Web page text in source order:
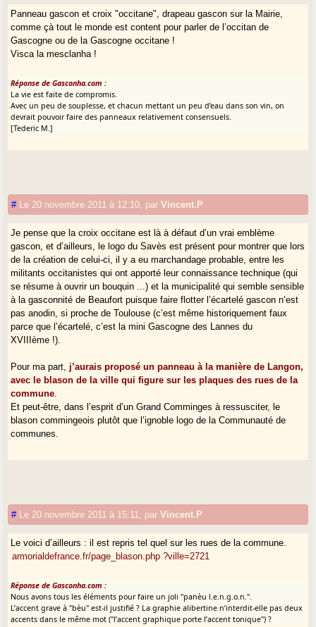
Panneau gascon et croix "occitane", drapeau gascon sur la Mairie,
comme çà tout le monde est content pour parler de l’occitan de
Gascogne ou de la Gascogne occitane !
Visca la mesclanha !
Réponse de Gasconha.com :
La vie est faite de compromis.
Avec un peu de souplesse, et chacun mettant un peu d’eau dans son vin, on
devrait pouvoir faire des panneaux relativement consensuels.
[Tederic M.]
# Le 20 novembre 2011 à 12:10 parVincent.P
Je pense que la croix occitane est là à défaut d’un vrai emblème
gascon, et d’ailleurs, le logo du Savès est présent pour montrer que lors
de la création de celui-ci, il y a eu marchandage probable, entre les
militants occitanistes qui ont apporté leur connaissance technique (qui
se résume à ouvrir un bouquin ...) et la municipalité qui semble sensible
à la gasconnité de Beaufort puisque faire flotter l’écartelé gascon n’est
pas anodin, si proche de Toulouse (c’est même historiquement faux
parce que l’écartelé, c’est la mini Gascogne des Lannes du
XVIIIème !).
Pour ma part, j’aurais proposé un panneau à la manière de Langon,
avec le blason de la ville qui figure sur les plaques des rues de la
commune
Et peut-être, dans l’esprit d’un Grand Comminges à ressusciter, le
blason commingeois plutôt que l’ignoble logo de la Communauté de
communes.
# Le 20 novembre 2011 à 15:11 parVincent.P
Le voici d’ailleurs : il est repris tel quel sur les rues de la commune.
armorialdefrance.fr/page_blason.php ?ville=2721
Réponse de Gasconha.com :
Nous avons tous les éléments pour faire un joli "panèu l.e.n.g.o.n.".
L’accent grave à "bèu" est-il justifié ? La graphie alibertine n’interdit-elle pas deux
accents dans le même mot ("l’accent graphique porte l’accent tonique") ?